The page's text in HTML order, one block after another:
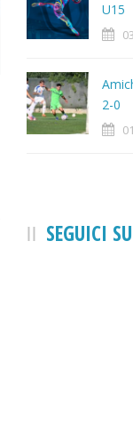
U15
2-0
SEGUICI